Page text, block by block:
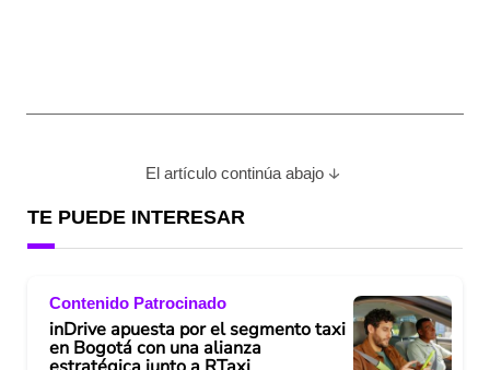
El artículo continúa abajo
TE PUEDE INTERESAR
Contenido Patrocinado
inDrive apuesta por el segmento taxi
en Bogotá con una alianza